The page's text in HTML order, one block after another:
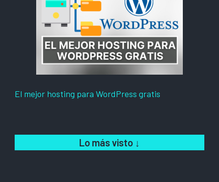
El mejor hosting para WordPress gratis
Lo más visto ↓